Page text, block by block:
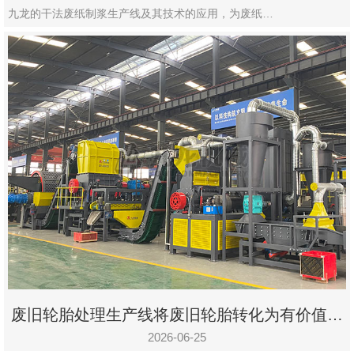
九龙的干法废纸制浆生产线及其技术的应用，为废纸…
废旧轮胎处理生产线将废旧轮胎转化为有价值的
资源
2026-06-25